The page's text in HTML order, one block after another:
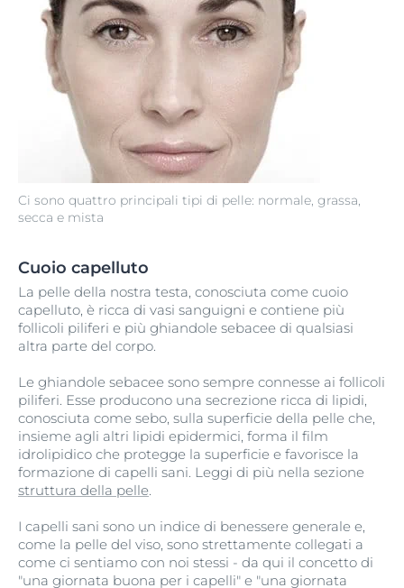
Ci sono quattro principali tipi di pelle: normale, grassa,
secca e mista
Cuoio capelluto
La pelle della nostra testa, conosciuta come cuoio
capelluto, è ricca di vasi sanguigni e contiene più
follicoli piliferi e più ghiandole sebacee di qualsiasi
altra parte del corpo.
Le ghiandole sebacee sono sempre connesse ai follicoli
piliferi. Esse producono una secrezione ricca di lipidi,
conosciuta come sebo, sulla superficie della pelle che,
insieme agli altri lipidi epidermici, forma il film
idrolipidico che protegge la superficie e favorisce la
formazione di capelli sani. Leggi di più nella sezione
struttura della pelle.
I capelli sani sono un indice di benessere generale e,
come la pelle del viso, sono strettamente collegati a
come ci sentiamo con noi stessi - da qui il concetto di
"una giornata buona per i capelli" e "una giornata